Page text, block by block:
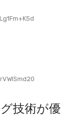
技術が優